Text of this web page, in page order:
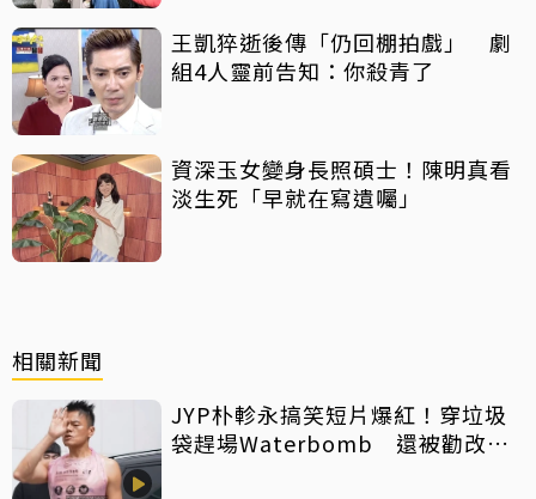
王凱猝逝後傳「仍回棚拍戲」 劇
組4人靈前告知：你殺青了
資深玉女變身長照碩士！陳明真看
淡生死「早就在寫遺囑」
相關新聞
JYP朴軫永搞笑短片爆紅！穿垃圾
袋趕場Waterbomb 還被勸改名